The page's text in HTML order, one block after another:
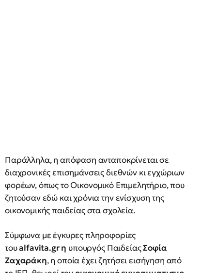
Παράλληλα, η απόφαση ανταποκρίνεται σε
διαχρονικές επισημάνσεις διεθνών κι εγχώριων
φορέων, όπως το Οικονομικό Επιμελητήριο, που
ζητούσαν εδώ και χρόνια την ενίσχυση της
οικονομικής παιδείας στα σχολεία.
Σύμφωνα με έγκυρες πληροφορίες
τουalfavita.gr η υπουργός ΠαιδείαςΣοφία
Ζαχαράκη, η οποία έχει ζητήσει εισήγηση από